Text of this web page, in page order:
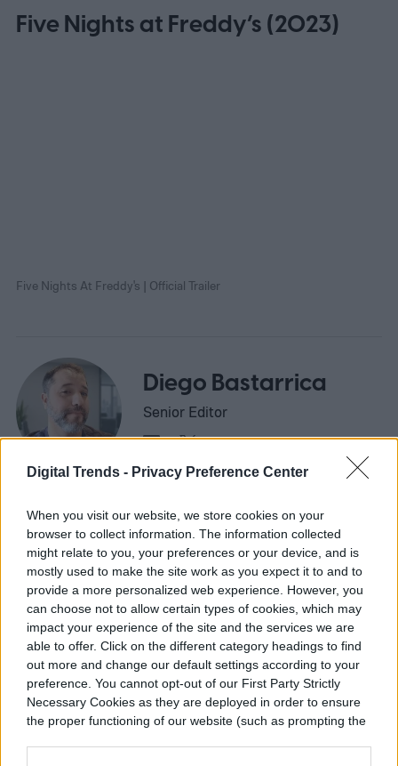
Digital Trends - Privacy Preference Center
When you visit our website, we store cookies on your
browser to collect information. The information collected
might relate to you, your preferences or your device, and is
mostly used to make the site work as you expect it to and to
provide a more personalized web experience. However, you
can choose not to allow certain types of cookies, which may
impact your experience of the site and the services we are
able to offer. Click on the different category headings to find
out more and change our default settings according to your
preference. You cannot opt-out of our First Party Strictly
Necessary Cookies as they are deployed in order to ensure
the proper functioning of our website (such as prompting the
Five Nights at Freddy’s (2023)
Five Nights At Freddy's | Official Trailer
Diego Bastarrica
Senior Editor
Content en Digital Trends en Español,
donde lidera la estrategia editorial, SEO…
Topics
Amazon Prime VideoHomepageServicios de streaming